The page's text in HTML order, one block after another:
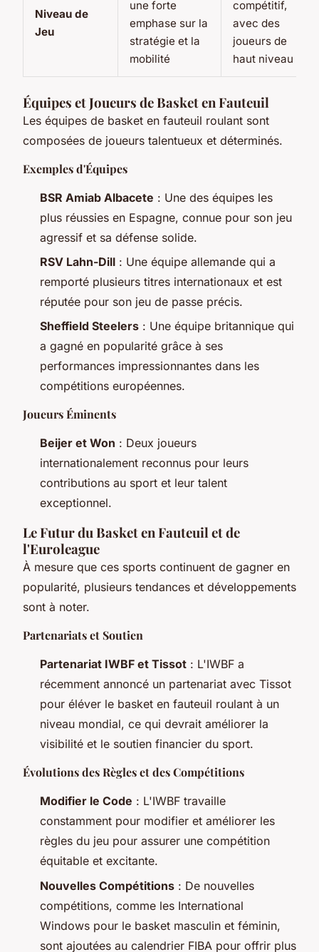
Niveau de
Jeu
une forte
emphase sur la
stratégie et la
mobilité
compétitif,
avec des
joueurs de
haut niveau
Équipes et Joueurs de Basket en Fauteuil
Les équipes de basket en fauteuil roulant sont
composées de joueurs talentueux et déterminés.
Exemples d'Équipes
BSR Amiab Albacete : Une des équipes les
plus réussies en Espagne, connue pour son jeu
agressif et sa défense solide.
RSV Lahn-Dill : Une équipe allemande qui a
remporté plusieurs titres internationaux et est
réputée pour son jeu de passe précis.
Sheffield Steelers : Une équipe britannique qui
a gagné en popularité grâce à ses
performances impressionnantes dans les
compétitions européennes.
Joueurs Éminents
Beijer et Won : Deux joueurs
internationalement reconnus pour leurs
contributions au sport et leur talent
exceptionnel.
Le Futur du Basket en Fauteuil et de
l'Euroleague
À mesure que ces sports continuent de gagner en
popularité, plusieurs tendances et développements
sont à noter.
Partenariats et Soutien
Partenariat IWBF et Tissot : L'IWBF a
récemment annoncé un partenariat avec Tissot
pour éléver le basket en fauteuil roulant à un
niveau mondial, ce qui devrait améliorer la
visibilité et le soutien financier du sport.
Évolutions des Règles et des Compétitions
Modifier le Code : L'IWBF travaille
constamment pour modifier et améliorer les
règles du jeu pour assurer une compétition
équitable et excitante.
Nouvelles Compétitions : De nouvelles
compétitions, comme les International
Windows pour le basket masculin et féminin,
sont ajoutées au calendrier FIBA pour offrir plus